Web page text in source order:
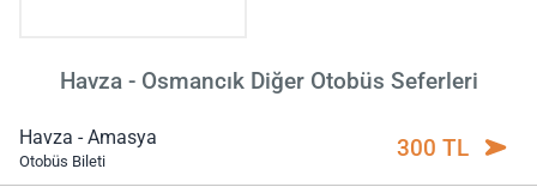
Havza - Osmancık Diğer Otobüs Seferleri
Havza - Amasya
Otobüs Bileti 300 TL